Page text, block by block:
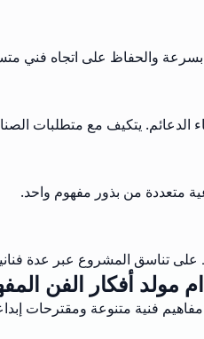
بسرعة والحفاظ على اتجاه فني
الدعائم. يتكيف مع متطلبات
متعددة من بذور مفهوم واحد.
على تناسق المشروع عبر عدة
مولد أفكار الفن
فنية متنوعة ومقترحات